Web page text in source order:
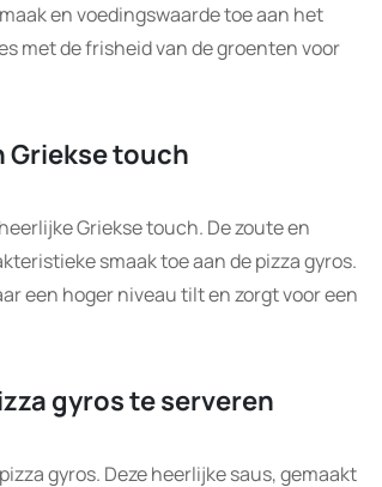
en voedingswaarde toe aan het
met de frisheid van de groenten voor
Griekse touch
Griekse touch. De zoute en
smaak toe aan de pizza gyros.
een hoger niveau tilt en zorgt voor een
gyros te serveren
gyros. Deze heerlijke saus, gemaakt